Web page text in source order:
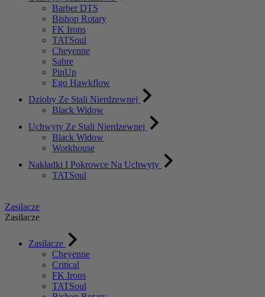
Barber DTS
Bishop Rotary
FK Irons
TATSoul
Cheyenne
Sabre
PinUp
Ego Hawkflow
Dzioby Ze Stali Nierdzewnej
Black Widow
Uchwyty Ze Stali Nierdzewnej
Black Widow
Workhouse
Nakładki I Pokrowce Na Uchwyty
TATSoul
Zasilacze
Zasilacze
Zasilacze
Cheyenne
Critical
FK Irons
TATSoul